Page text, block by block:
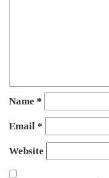
Name *
Email *
Website